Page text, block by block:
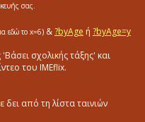
σας.
εδώ το x=6) &?byAge ή ?byAge=y
σχολικής τάξης' και
του IMEflix.
από τη λίστα ταινιών